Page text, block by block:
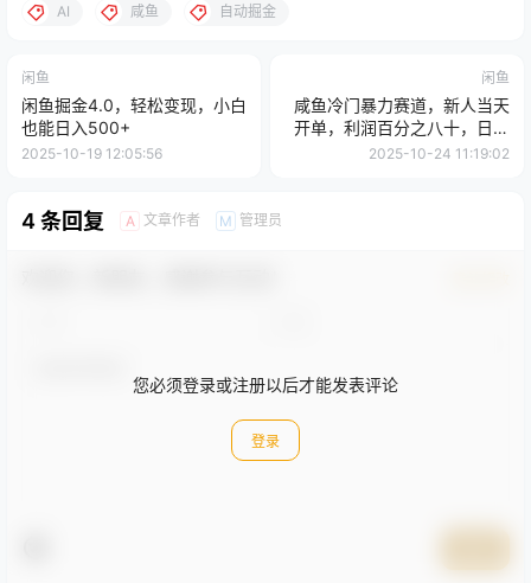
AI 咸鱼 自动掘金
闲鱼
闲鱼掘金4.0，轻松变现，小白
也能日入500+
2025-10-19 12:05:56
闲鱼
咸鱼冷门暴力赛道，新人当天
开单，利润百分之八十，日入
3000
2025-10-24 11:19:02
4 条回复 A 文章作者 M 管理员
您必须登录或注册以后才能发表评论
登录